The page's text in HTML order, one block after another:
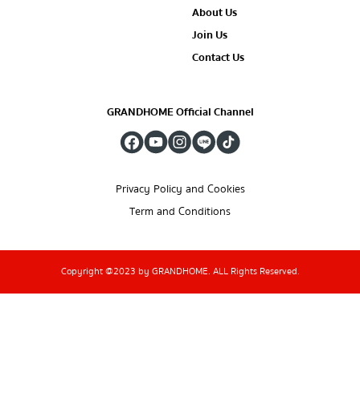
About Us
Join Us
Contact Us
GRANDHOME Official Channel
Privacy Policy and Cookies
Term and Conditions
Copyright @2023 by GRANDHOME. ALL Rights Reserved.